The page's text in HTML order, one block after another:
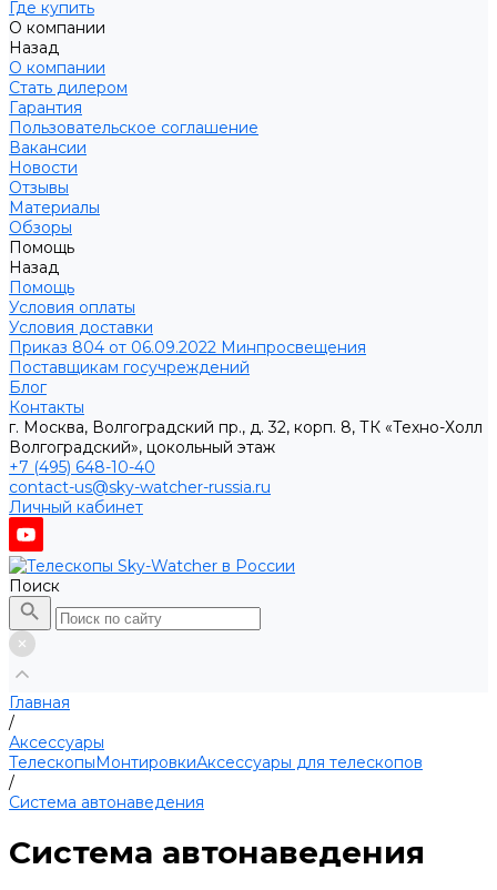
Где купить
О компании
Назад
О компании
Стать дилером
Гарантия
Пользовательское соглашение
Вакансии
Новости
Отзывы
Материалы
Обзоры
Помощь
Назад
Помощь
Условия оплаты
Условия доставки
Приказ 804 от 06.09.2022 Минпросвещения
Поставщикам госучреждений
Блог
Контакты
г. Москва, Волгоградский пр., д. 32, корп. 8, ТК «Техно-Холл
Волгоградский», цокольный этаж
+7 (495) 648-10-40
contact-us@sky-watcher-russia.ru
Личный кабинет
Поиск
Главная
/
Аксессуары
ТелескопыМонтировкиАксессуары для телескопов
/
Система автонаведения
Система автонаведения